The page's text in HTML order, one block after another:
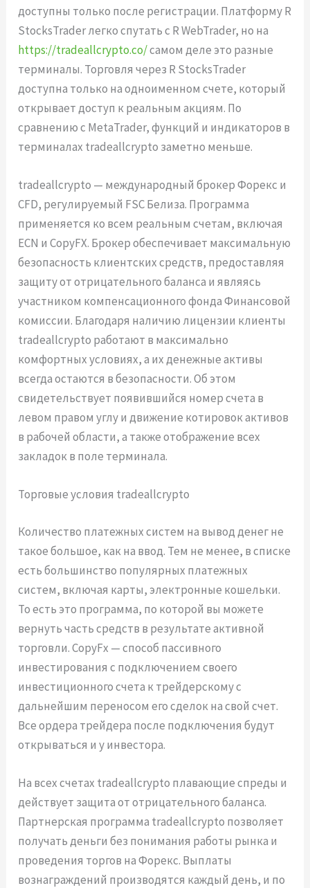
доступны только после регистрации. Платформу R
StocksTrader легко спутать с R WebTrader, но на
https://tradeallcrypto.co/самом деле это разные
терминалы. Торговля через R StocksTrader
доступна только на одноименном счете, который
открывает доступ к реальным акциям. По
сравнению с MetaTrader, функций и индикаторов в
терминалах tradeallcrypto заметно меньше.
tradeallcrypto — международный брокер Форекс и
CFD, регулируемый FSC Белиза. Программа
применяется ко всем реальным счетам, включая
ECN и CopyFX. Брокер обеспечивает максимальную
безопасность клиентских средств, предоставляя
защиту от отрицательного баланса и являясь
участником компенсационного фонда Финансовой
комиссии. Благодаря наличию лицензии клиенты
tradeallcrypto работают в максимально
комфортных условиях, а их денежные активы
всегда остаются в безопасности. Об этом
свидетельствует появившийся номер счета в
левом правом углу и движение котировок активов
в рабочей области, а также отображение всех
закладок в поле терминала.
Торговые условия tradeallcrypto
Количество платежных систем на вывод денег не
такое большое, как на ввод. Тем не менее, в списке
есть большинство популярных платежных
систем, включая карты, электронные кошельки.
То есть это программа, по которой вы можете
вернуть часть средств в результате активной
торговли. CopyFx — способ пассивного
инвестирования с подключением своего
инвестиционного счета к трейдерскому с
дальнейшим переносом его сделок на свой счет.
Все ордера трейдера после подключения будут
открываться и у инвестора.
На всех счетах tradeallcrypto плавающие спреды и
действует защита от отрицательного баланса.
Партнерская программа tradeallcrypto позволяет
получать деньги без понимания работы рынка и
проведения торгов на Форекс. Выплаты
вознаграждений производятся каждый день, и по